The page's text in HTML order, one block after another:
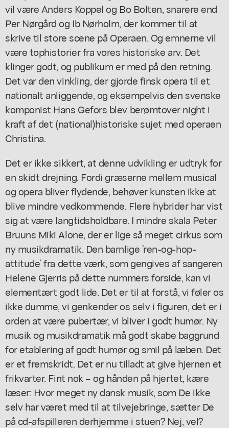
vil være Anders Koppel og Bo Bolten, snarere end
Per Nørgård og Ib Nørholm, der kommer til at
skrive til store scene på Operaen. Og emnerne vil
være tophistorier fra vores historiske arv. Det
klinger godt, og publikum er med på den retning.
Det var den vinkling, der gjorde finsk opera til et
nationalt anliggende, og eksempelvis den svenske
komponist Hans Gefors blev berømtover night i
kraft af det (national)historiske sujet med operaen
Christina.
Det er ikke sikkert, at denne udvikling er udtryk for
en skidt drejning. Fordi græserne mellem musical
og opera bliver flydende, behøver kunsten ikke at
blive mindre vedkommende. Flere hybrider har vist
sig at være langtidsholdbare. I mindre skala Peter
Bruuns Miki Alone, der er lige så meget cirkus som
ny musikdramatik. Den barnlige ’ren-og-hop-
attitude’ fra dette værk, som gengives af sangeren
Helene Gjerris på dette nummers forside, kan vi
elementært godt lide. Det er til at forstå, vi føler os
ikke dumme, vi genkender os selv i figuren, det er i
orden at være pubertær, vi bliver i godt humør. Ny
musik og musikdramatik må godt skabe baggrund
for etablering af godt humør og smil på læben. Det
er et fremskridt. Det er nu tilladt at give hjernen et
frikvarter. Fint nok – og hånden på hjertet, kære
læser: Hvor meget ny dansk musik, som De ikke
selv har været med til at tilvejebringe, sætter De
på cd-afspilleren derhjemme i stuen? Nej, vel?